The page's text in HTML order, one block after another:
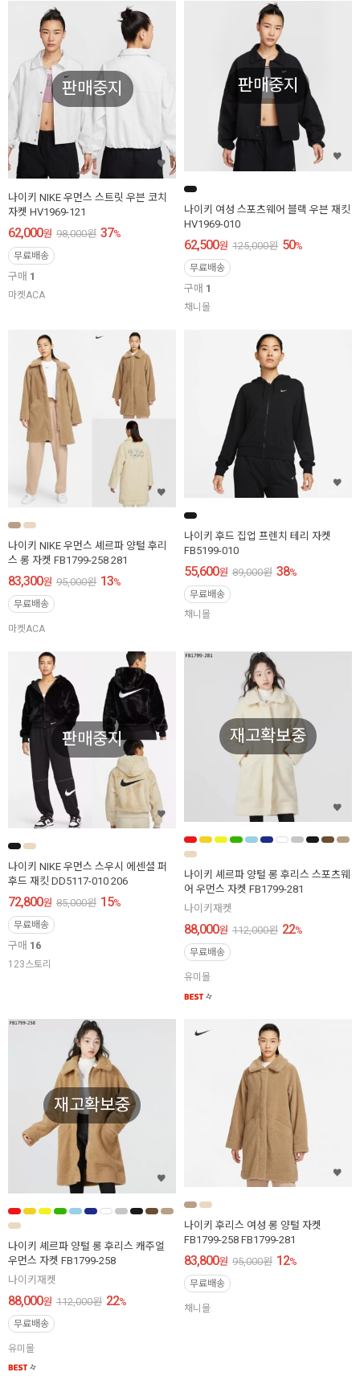
판매중지
나이키 NIKE 우먼스 스트릿 우븐 코치
자켓 HV1969-121
62,000원 98,000원 37%
무료배송
구매 1
마켓ACA
판매중지
나이키 여성 스포츠웨어 블랙 우븐 재킷
HV1969-010
62,500원 125,000원 50%
무료배송
구매 1
채니몰
나이키 NIKE 우먼스 셰르파 양털 후리
스 롱 자켓 FB1799-258 281
83,300원 95,000원 13%
무료배송
마켓ACA
나이키 후드 집업 프렌치 테리 자켓
FB5199-010
55,600원 89,000원 38%
무료배송
채니몰
판매중지
나이키 NIKE 우먼스 스우시 에센셜 퍼
후드 재킷 DD5117-010 206
72,800원 85,000원 15%
무료배송
구매 16
123스토리
재고확보중
나이키 셰르파 양털 롱 후리스 스포츠웨
어 우먼스 자켓 FB1799-281
나이키재켓
88,000원 112,000원 22%
무료배송
유미몰
재고확보중
나이키 셰르파 양털 롱 후리스 캐주얼
우먼스 자켓 FB1799-258
나이키재켓
88,000원 112,000원 22%
무료배송
유미몰
나이키 후리스 여성 롱 양털 자켓
FB1799-258 FB1799-281
83,800원 95,000원 12%
무료배송
채니몰